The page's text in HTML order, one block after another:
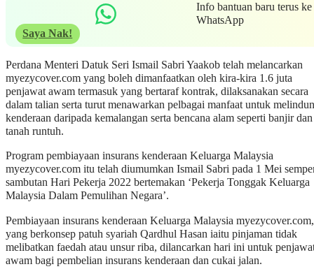
Info bantuan baru terus ke
WhatsApp
Saya Nak!
Perdana Menteri Datuk Seri Ismail Sabri Yaakob telah melancarkan
myezycover.com yang boleh dimanfaatkan oleh kira-kira 1.6 juta
penjawat awam termasuk yang bertaraf kontrak, dilaksanakan secara
dalam talian serta turut menawarkan pelbagai manfaat untuk
kenderaan daripada kemalangan serta bencana alam seperti banjir dan
tanah runtuh.
Program pembiayaan insurans kenderaan Keluarga Malaysia
myezycover.com itu telah diumumkan Ismail Sabri pada 1 Mei
sambutan Hari Pekerja 2022 bertemakan ‘Pekerja Tonggak Keluarga
Malaysia Dalam Pemulihan Negara’.
Pembiayaan insurans kenderaan Keluarga Malaysia myezycover.com,
yang berkonsep patuh syariah Qardhul Hasan iaitu pinjaman tidak
melibatkan faedah atau unsur riba, dilancarkan hari ini untuk
awam bagi pembelian insurans kenderaan dan cukai jalan.